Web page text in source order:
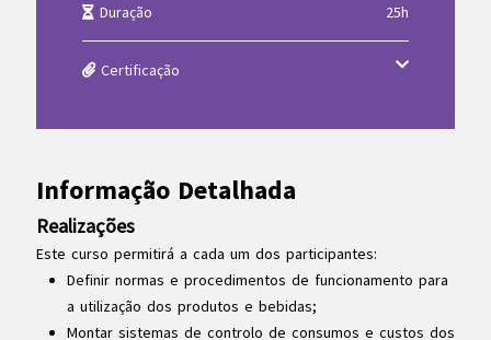
Informação Detalhada
Realizações
Este curso permitirá a cada um dos participantes:
Definir normas e procedimentos de funcionamento para
a utilização dos produtos e bebidas;
Montar sistemas de controlo de consumos e custos dos
Duração 25h
Certificação